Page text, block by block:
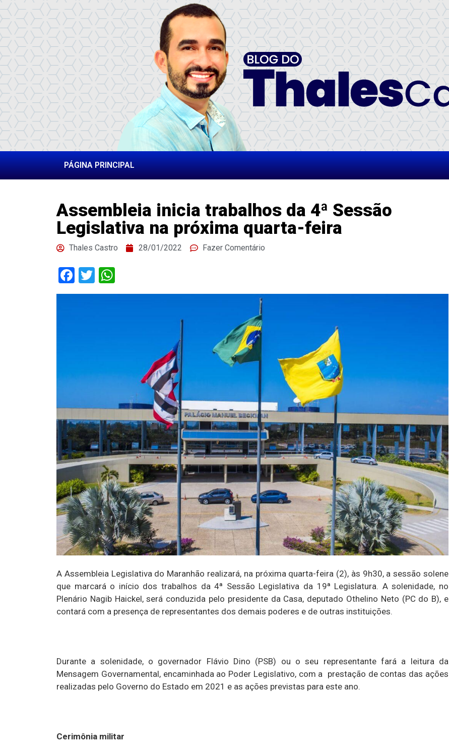
PÁGINA PRINCIPAL
Assembleia inicia trabalhos da 4ª Sessão
Legislativa na próxima quarta-feira
Thales Castro 28/01/2022 Fazer Comentário
Facebook
Twitter
A Assembleia Legislativa do Maranhão realizará, na próxima quarta-feira (2), às 9h30, a sessão solene
que marcará o início dos trabalhos da 4ª Sessão Legislativa da 19ª Legislatura. A solenidade, no
Plenário Nagib Haickel, será conduzida pelo presidente da Casa, deputado Othelino Neto (PC do B), e
contará com a presença de representantes dos demais poderes e de outras instituições.
Durante a solenidade, o governador Flávio Dino (PSB) ou o seu representante fará a leitura da
Mensagem Governamental, encaminhada ao Poder Legislativo, com a prestação de contas das ações
realizadas pelo Governo do Estado em 2021 e as ações previstas para este ano.
Cerimônia militar